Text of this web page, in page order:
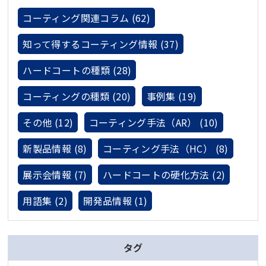
コーティング関連コラム (62)
知って得するコーティング情報 (37)
ハードコートの種類 (28)
コーティングの種類 (20)
事例集 (19)
その他 (12)
コーティング手法（AR） (10)
新製品情報 (8)
コーティング手法（HC） (8)
展示会情報 (7)
ハードコートの硬化方法 (2)
用語集 (2)
開発品情報 (1)
タグ